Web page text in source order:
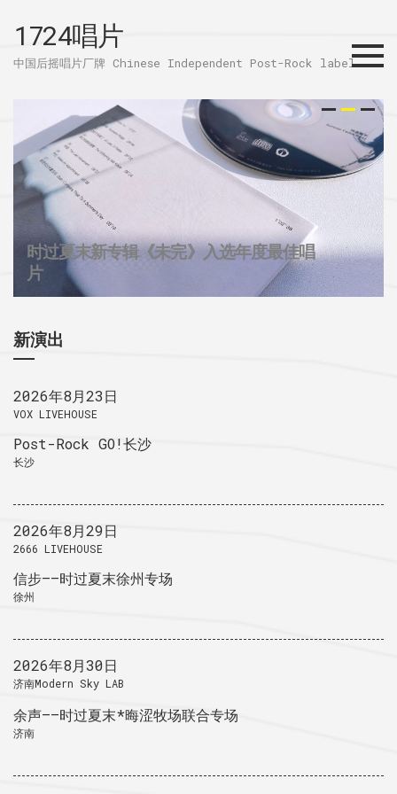
1724唱片
中国后摇唱片厂牌 Chinese Independent Post-Rock label
Menu
1724唱片的2025
时过夏末新专辑《未完》入选年度最佳唱
片
32个城市后摇群
新演出
2026年8月23日
VOX LIVEHOUSE
Post-Rock GO!长沙
长沙
2026年8月29日
2666 LIVEHOUSE
信步——时过夏末徐州专场
徐州
2026年8月30日
济南Modern Sky LAB
余声——时过夏末*晦涩牧场联合专场
济南